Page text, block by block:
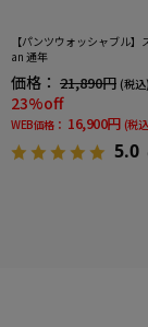
【パンツウォッシャブル
an 通年
価格： 21,890円 (税込)
23%off
WEB価格： 16,900円 (税
5.0